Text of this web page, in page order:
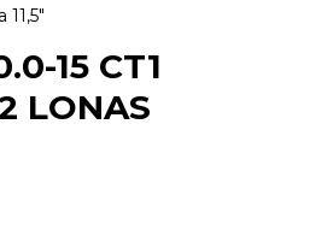
11,5"
15 CT1
LONAS